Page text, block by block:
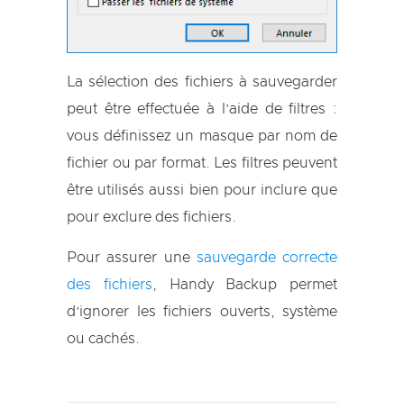
La sélection des fichiers à sauvegarder
peut être effectuée à l’aide de filtres :
vous définissez un masque par nom de
fichier ou par format. Les filtres peuvent
être utilisés aussi bien pour inclure que
pour exclure des fichiers.
Pour assurer une sauvegarde correcte
des fichiers , Handy Backup permet
d’ignorer les fichiers ouverts, système
ou cachés.